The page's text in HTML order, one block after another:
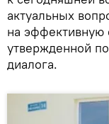
актуальных
на эффективную
утвержденной
диалога.